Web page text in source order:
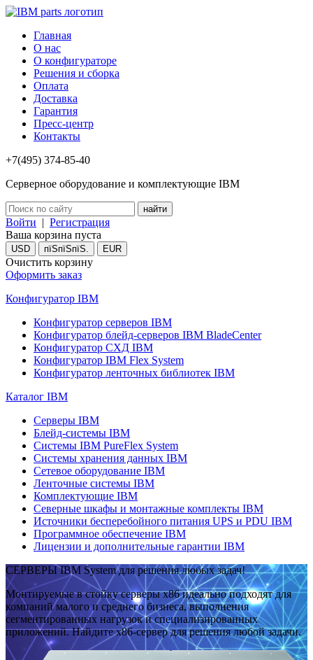
Главная
О нас
О конфигураторе
Решения и сборка
Оплата
Доставка
Гарантия
Пресс-центр
Контакты
+7(495) 374-85-40
Серверное оборудование и комплектующие IBM
Войти | Регистрация
Ваша корзина пуста
USD пїЅпїЅпїЅ. EUR
Очистить корзину
Оформить заказ
Конфигуратор IBM
Конфигуратор серверов IBM
Конфигуратор блейд-серверов IBM BladeCenter
Конфигуратор СХД IBM
Конфигуратор IBM Flex System
Конфигуратор ленточных библиотек IBM
Каталог IBM
Серверы IBM
Блейд-системы IBM
Системы IBM PureFlex System
Системы хранения данных IBM
Сетевое оборудование IBM
Ленточные системы IBM
Комплектующие IBM
Северные шкафы и монтажные комплекты IBM
Источники бесперебойного питания UPS и PDU IBM
Программное обеспечение IBM
Лицензии и дополнительные гарантии IBM
СЕРВЕРЫ IBM System для решения любых задач!
Монтируемые в стойку серверы x86 идеально подходят для
компаний малого и среднего бизнеса, выполнения
сегментированных нагрузок и специализированных
приложений. Найдите x86-сервер для решения любой задачи.